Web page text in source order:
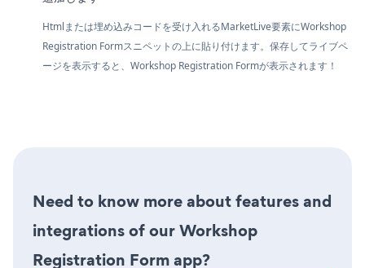
Htmlまたは埋め込みコードを受け入れるMarketLive要素にWorkshop
Registration Formスニペットの上に貼り付けます。保存してライブペ
ージを表示すると、Workshop Registration Formが表示されます！
Need to know more about features and
integrations of our Workshop
Registration Form app?